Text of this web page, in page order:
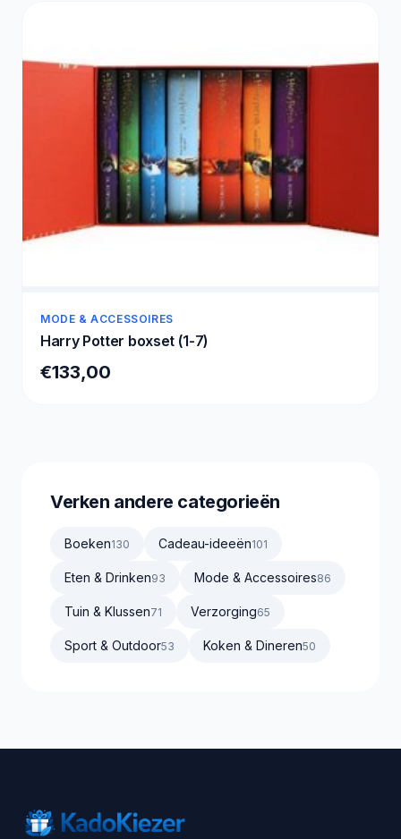
MODE & ACCESSOIRES
Harry Potter boxset (1-7)
€133,00
Verken andere categorieën
Boeken130 Cadeau-ideeën101
Eten & Drinken93 Mode & Accessoires86
Tuin & Klussen71 Verzorging65
Sport & Outdoor53 Koken & Dineren50